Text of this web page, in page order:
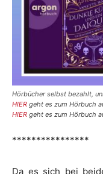
Hörbücher selbst bezahlt,
HIER geht es zum Hörbuch
HIER geht es zum Hörbuch
****************
Da es sich bei